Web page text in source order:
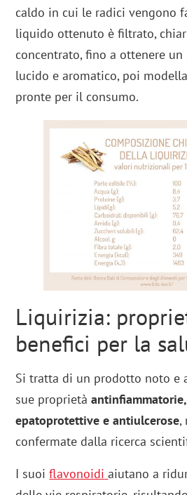
caldo in cui le radici vengono
liquido ottenuto è filtrato,
concentrato, fino a ottenere
lucido e aromatico, poi
pronte per il consumo.
Liquirizia:
benefici per la
Si tratta di un prodotto noto e
sue proprietà
epatoprotettive e antiulcerose,
confermate dalla ricerca
I suoiflavonoidi aiutano a